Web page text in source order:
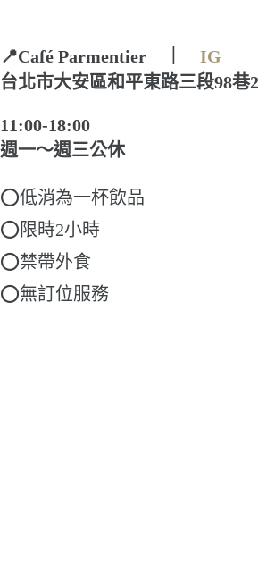
📍Café Parmentier ｜ IG
台北市大安區和平東路三段98巷
11:00-18:00
週一～週三公休
⭕低消為一杯飲品
⭕限時2小時
⭕禁帶外食
⭕無訂位服務